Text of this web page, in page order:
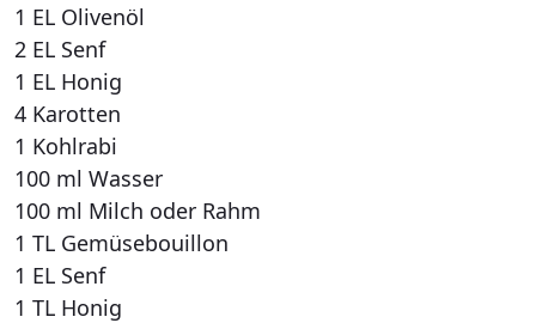
1 EL Olivenöl
2 EL Senf
1 EL Honig
4 Karotten
1 Kohlrabi
100 ml Wasser
100 ml Milch oder Rahm
1 TL Gemüsebouillon
1 EL Senf
1 TL Honig